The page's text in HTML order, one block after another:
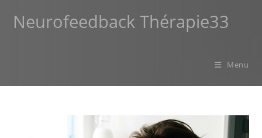
Neurofeedback Thérapie33
Menu